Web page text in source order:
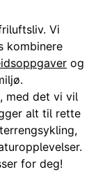
Vi
kombinere
og
med det vi vil
alt til rette
for deg!